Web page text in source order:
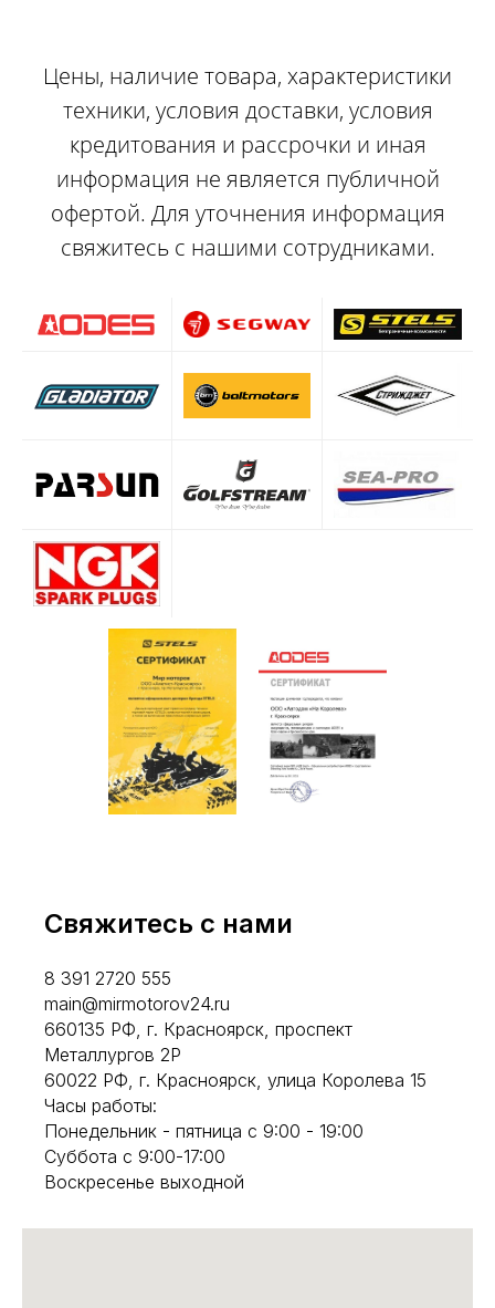
Цены, наличие товара, характеристики
техники, условия доставки, условия
кредитования и рассрочки и иная
информация не является публичной
офертой. Для уточнения информация
свяжитесь с нашими сотрудниками.
Свяжитесь с нами
8 391 2720 555
main@mirmotorov24.ru
660135 РФ, г. Красноярск, проспект
Металлургов 2Р
60022 РФ, г. Красноярск, улица Королева 15
Часы работы:
Понедельник - пятница с 9:00 - 19:00
Суббота с 9:00-17:00
Воскресенье выходной